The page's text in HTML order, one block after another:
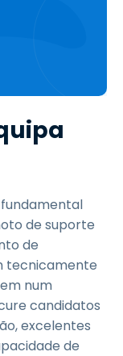
de suporte
de
tecnicamente
num
candidatos
excelentes
de